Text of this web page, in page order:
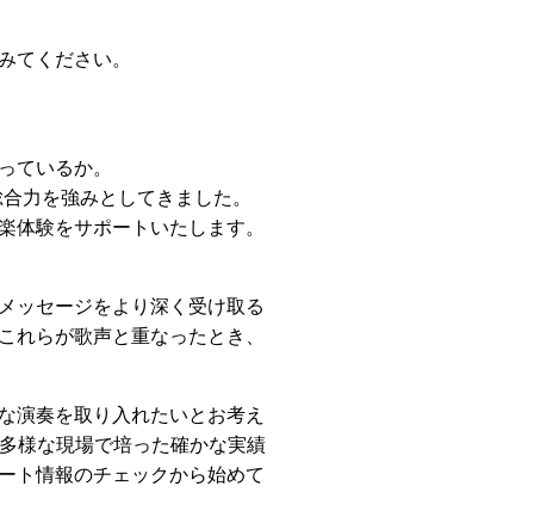
てください。
ているか。
力を強みとしてきました。
験をサポートいたします。
ッセージをより深く受け取る
らが歌声と重なったとき、
演奏を取り入れたいとお考え
様な現場で培った確かな実績
ト情報のチェックから始めて